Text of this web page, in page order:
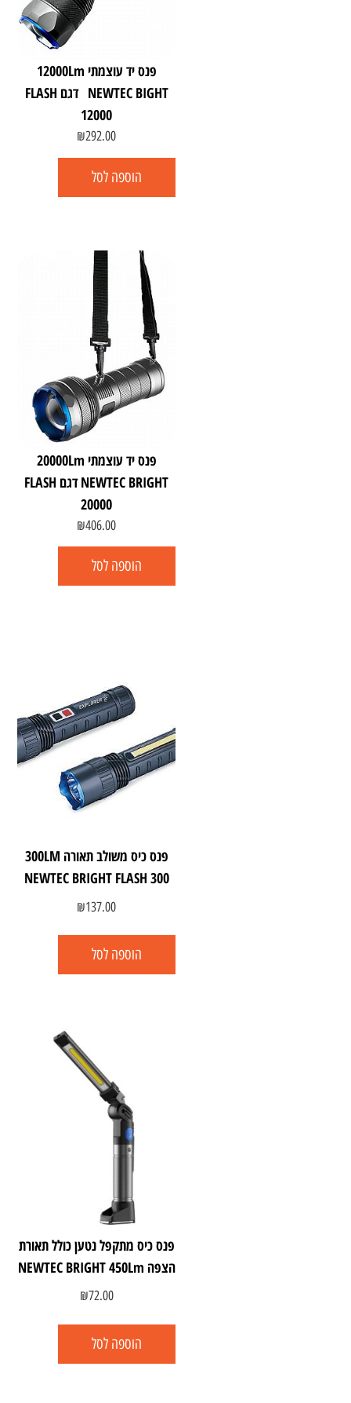
פנס יד עוצמתי 12000Lm
NEWTEC BIGHT דגם FLASH
12000
₪292.00
הוספה לסל
פנס יד עוצמתי 20000Lm
NEWTEC BRIGHT דגם FLASH
20000
₪406.00
הוספה לסל
פנס כיס משולב תאורה 300LM
NEWTEC BRIGHT FLASH 300
₪137.00
הוספה לסל
פנס כיס מתקפל נטען כולל תאורת
הצפה NEWTEC BRIGHT 450Lm
₪72.00
הוספה לסל